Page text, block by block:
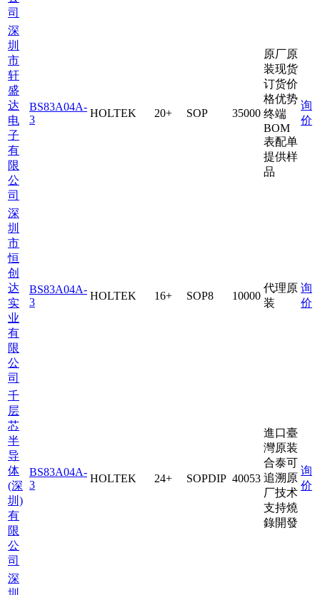
司
深
圳
市
轩
盛
达
电
子
有
限
公
司
BS83A04A-
3
HOLTEK 20+ SOP 35000
原厂原
装现货
订货价
格优势
终端
BOM
表配单
提供样
品
询
价
深
圳
市
恒
创
达
实
业
有
限
公
司
BS83A04A-
3
HOLTEK 16+ SOP8 10000
代理原
装
询
价
千
层
芯
半
导
体
(深
圳)
有
限
公
司
BS83A04A-
3
HOLTEK 24+ SOPDIP 40053
進口臺
灣原装
合泰可
追溯原
厂技术
支持燒
錄開發
询
价
深